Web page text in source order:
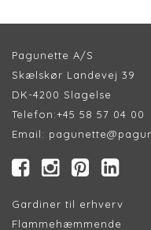
Pagunette A/S
Skælskør Landevej 39
DK-4200 Slagelse
Telefon:+45 58 57 04 00
Email:
Gardiner til erhverv
Flammehæmmende